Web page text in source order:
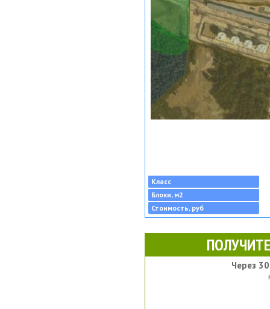
Класс
Блоки, м2
Стоимость, руб
Через